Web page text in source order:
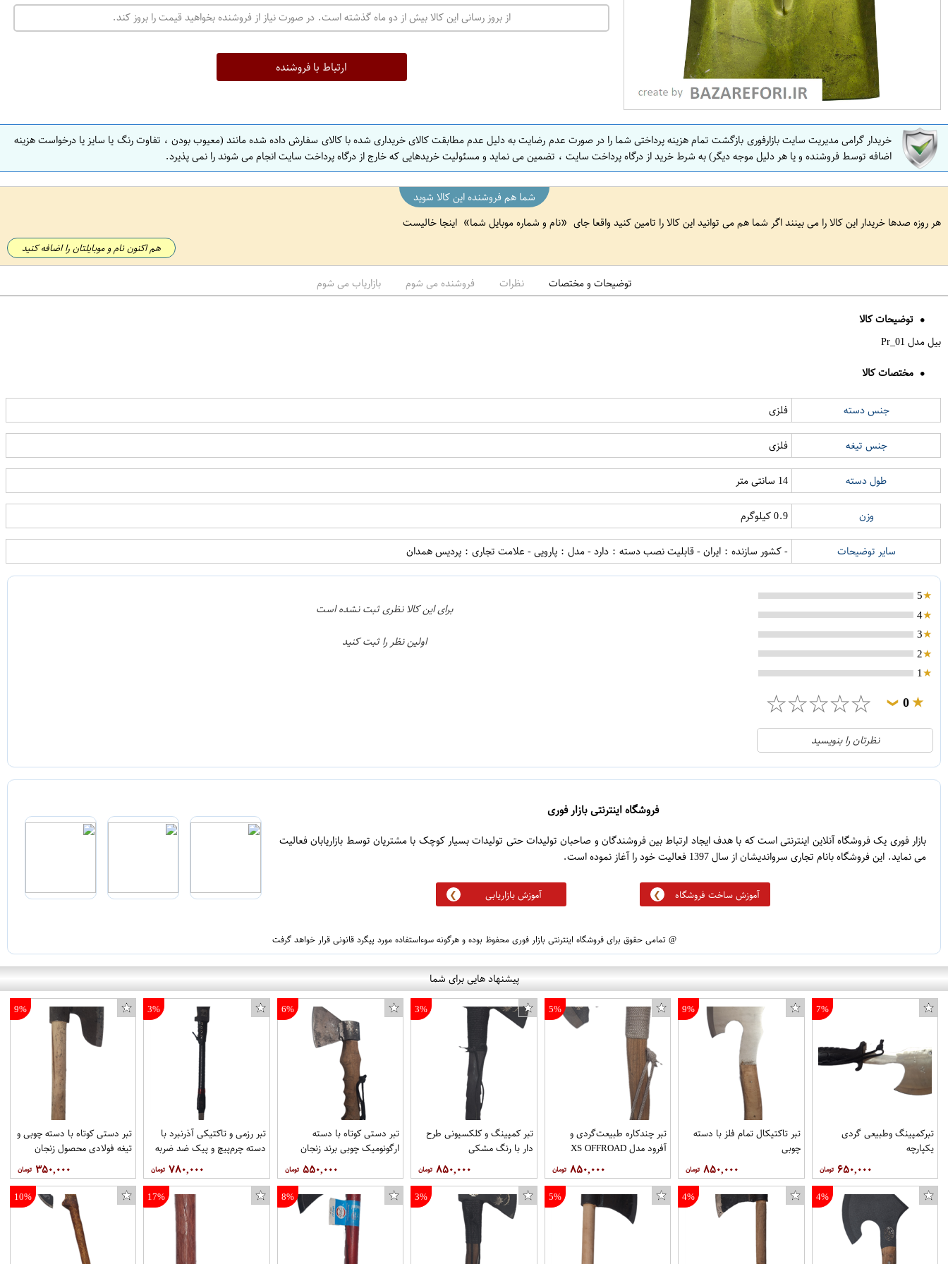
ت
ه
از بروز رسانی این کالا بیش از دو ماه گذشته است. در صورت نیاز از فروشنده بخواهید قیمت را بروز کند.
ارتباط با فروشنده
خریدار گرامی مدیریت سایت بازارفوری بازگشت تمام هزینه پرداختی شما را در صورت عدم رضایت به دلیل عدم مطابقت کالای خریداری شده با کالای سفارش داده شده مانند (معیوب بودن ، تفاوت رنگ یا سایز یا درخواست هزینه
اضافه توسط فروشنده و یا هر دلیل موجه دیگر) به شرط خرید از درگاه پرداخت سایت ، تضمین می نماید و مسئولیت خریدهایی که خارج از درگاه پرداخت سایت انجام می شوند را نمی پذیرد.
شما هم فروشنده این کالا شوید
هر روزه صدها خریدار این کالا را می بینند اگر شما هم می توانید این کالا را تامین کنید واقعا جای
نام و شماره موبایل شما اینجا خالیست
هم اکنون نام و موبایلتان را اضافه کنید
توضیحات و مختصات نظرات فروشنده می شوم بازاریاب می شوم
توضیحات کالا
بیل مدل Pr_01
مختصات کالا
جنس دسته فلزی
جنس تیغه فلزی
طول دسته 14 سانتی متر
وزن 0.9 کیلوگرم
سایر توضیحات - کشور سازنده : ایران - قابلیت نصب دسته : دارد - مدل : پارویی - علامت تجاری : پردیس همدان
5
4
3
2
1
0
❯
☆
☆
☆
☆
☆
0
3
0
1
0
نظرتان را بنویسید
برای این کالا نظری ثبت نشده است
اولین نظر را ثبت کنید
فروشگاه اینترنتی بازار فوری
بازار فوری یک فروشگاه آنلاین اینترنتی است که با هدف ایجاد ارتباط بین فروشندگان و صاحبان تولیدات حتی تولیدات بسیار کوچک با مشتریان توسط بازاریابان فعالیت
می نماید. این فروشگاه بانام تجاری سرواندیشان از سال 1397 فعالیت خود را آغاز نموده است.
آموزش ساخت فروشگاه آموزش بازاریابی
@ تمامی حقوق برای فروشگاه اینترنتی بازار فوری محفوظ بوده و هرگونه سوءاستفاده مورد پیگرد قانونی قرار خواهد گرفت
پیشنهاد هایی برای شما
7%
تبرکمپینگ وطبیعی گردی
یکپارچه
۶۵۰,۰۰۰
9%
تبر تاکتیکال تمام فلز با دسته
چوبی
۸۵۰,۰۰۰
5%
تبر چندکاره طبیعت‌گردی و
آفرود مدل XS OFFROAD
۸۵۰,۰۰۰
3%
تبر کمپینگ و کلکسیونی طرح
دار با رنگ مشکی
۸۵۰,۰۰۰
6%
تبر دستی کوتاه با دسته
ارگونومیک چوبی برند زنجان
۵۵۰,۰۰۰
3%
تبر رزمی و تاکتیکی آذرنبرد با
دسته چرم‌پیچ و پیک ضد ضربه
(مدل داسی-قلابی) محصول
زنجان با غلاف
۷۸۰,۰۰۰
9%
تبر دستی کوتاه با دسته چوبی و
تیغه فولادی محصول زنجان
۳۵۰,۰۰۰
4%
4%
5%
3%
8%
17%
10%